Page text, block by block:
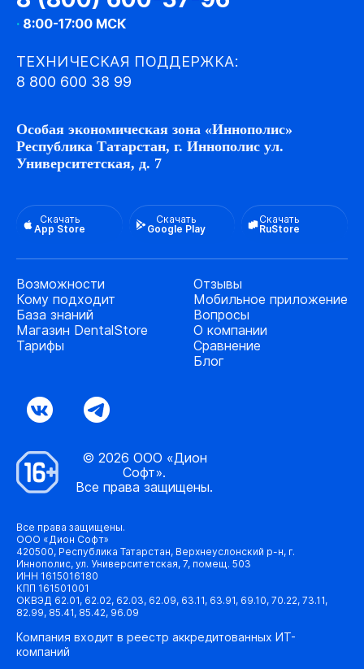
· 8:00-17:00 МСК
ТЕХНИЧЕСКАЯ ПОДДЕРЖКА:
8 800 600 38 99
Особая экономическая зона «Иннополис»
Республика Татарстан, г. Иннополис ул.
Университетская, д. 7
Скачать
App Store
Скачать
Google Play
Скачать
RuStore
Возможности
Кому подходит
База знаний
Магазин DentalStore
Тарифы
Отзывы
Мобильное приложение
Вопросы
О компании
Сравнение
Блог
© 2026 ООО «Дион
Софт».
Все права защищены.
Все права защищены.
ООО «Дион Софт»
420500, Республика Татарстан, Верхнеуслонский р-н, г.
Иннополис, ул. Университетская, 7, помещ. 503
ИНН 1615016180
КПП 161501001
ОКВЭД 62.01, 62.02, 62.03, 62.09, 63.11, 63.91, 69.10, 70.22, 73.11,
82.99, 85.41, 85.42, 96.09
Компания входит в реестр аккредитованных ИТ-
компаний